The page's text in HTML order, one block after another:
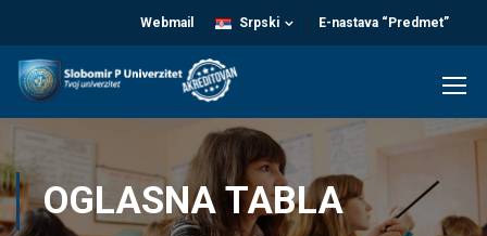
E-nastava “Predmet”
Srpski
Webmail
OGLASNA TABLA